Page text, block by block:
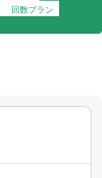
回数プラン